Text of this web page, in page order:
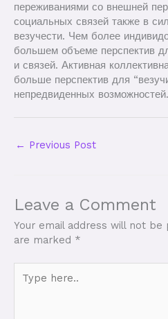
переживаниями со внешней
социальных связей также в
везучести. Чем более
большем объеме перспектив
и связей. Активная
больше перспектив для
непредвиденных возможностей.
← Previous Post
Leave a Comment
Your email address will not be
are marked *
here..